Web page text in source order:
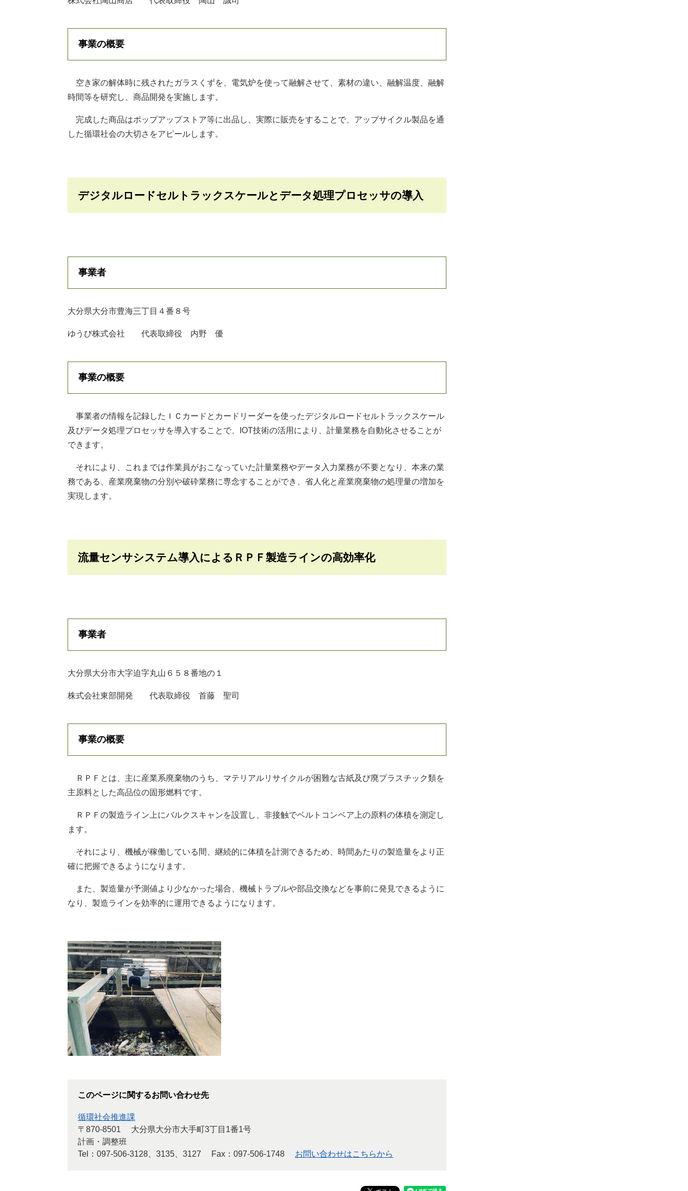
事業の概要
空き家の解体時に残されたガラスくずを、電気炉を使って融解させて、素材の違い、融解温度、融解
時間等を研究し、商品開発を実施します。
完成した商品はポップアップストア等に出品し、実際に販売をすることで、アップサイクル製品を通
した循環社会の大切さをアピールします。
デジタルロードセルトラックスケールとデータ処理プロセッサの導入
事業者
大分県大分市豊海三丁目４番８号
ゆうび株式会社 代表取締役 内野 優
事業の概要
事業者の情報を記録したＩＣカードとカードリーダーを使ったデジタルロードセルトラックスケール
及びデータ処理プロセッサを導入することで、IOT技術の活用により、計量業務を自動化させることが
できます。
それにより、これまでは作業員がおこなっていた計量業務やデータ入力業務が不要となり、本来の業
務である、産業廃棄物の分別や破砕業務に専念することができ、省人化と産業廃棄物の処理量の増加を
実現します。
流量センサシステム導入によるＲＰＦ製造ラインの高効率化
事業者
大分県大分市大字迫字丸山６５８番地の１
株式会社東部開発 代表取締役 首藤 聖司
事業の概要
ＲＰＦとは、主に産業系廃棄物のうち、マテリアルリサイクルが困難な古紙及び廃プラスチック類を
主原料とした高品位の固形燃料です。
ＲＰＦの製造ライン上にバルクスキャンを設置し、非接触でベルトコンベア上の原料の体積を測定し
ます。
それにより、機械が稼働している間、継続的に体積を計測できるため、時間あたりの製造量をより正
確に把握できるようになります。
また、製造量が予測値より少なかった場合、機械トラブルや部品交換などを事前に発見できるように
なり、製造ラインを効率的に運用できるようになります。
このページに関するお問い合わせ先
循環社会推進課
〒870-8501
大分県大分市大手町3丁目1番1号
計画・調整班
Tel：097-506-3128、3135、3127
Fax：097-506-1748 お問い合わせはこちらから